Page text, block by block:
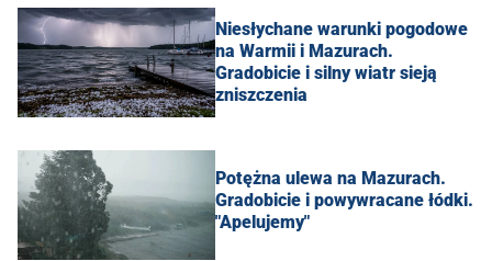
Niesłychane warunki pogodowe
na Warmii i Mazurach.
Gradobicie i silny wiatr sieją
zniszczenia
Potężna ulewa na Mazurach.
Gradobicie i powywracane łódki.
"Apelujemy"